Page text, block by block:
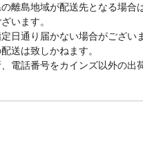
離島地域が配送先となる場
います。
日通り届かない場合がござい
送は致しかねます。
電話番号をカインズ以外の